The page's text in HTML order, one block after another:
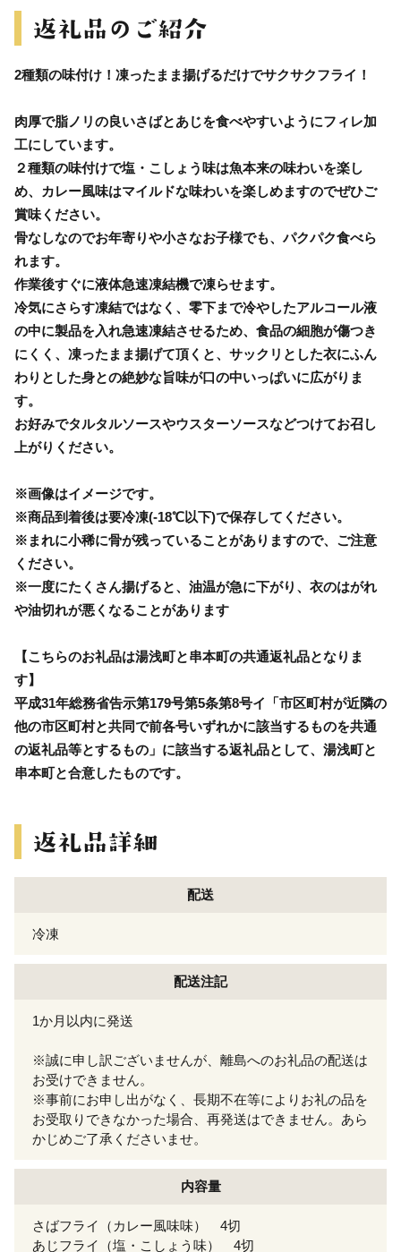
2種類の味付け！凍ったまま揚げるだけでサクサクフライ！
肉厚で脂ノリの良いさばとあじを食べやすいようにフィレ加
工にしています。
２種類の味付けで塩・こしょう味は魚本来の味わいを楽し
め、カレー風味はマイルドな味わいを楽しめますのでぜひご
賞味ください。
骨なしなのでお年寄りや小さなお子様でも、パクパク食べら
れます。
作業後すぐに液体急速凍結機で凍らせます。
冷気にさらす凍結ではなく、零下まで冷やしたアルコール液
の中に製品を入れ急速凍結させるため、食品の細胞が傷つき
にくく、凍ったまま揚げて頂くと、サックリとした衣にふん
わりとした身との絶妙な旨味が口の中いっぱいに広がりま
す。
お好みでタルタルソースやウスターソースなどつけてお召し
上がりください。
※画像はイメージです。
※商品到着後は要冷凍(-18℃以下)で保存してください。
※まれに小稀に骨が残っていることがありますので、ご注意
ください。
※一度にたくさん揚げると、油温が急に下がり、衣のはがれ
や油切れが悪くなることがあります
【こちらのお礼品は湯浅町と串本町の共通返礼品となりま
す】
平成31年総務省告示第179号第5条第8号イ「市区町村が近隣の
他の市区町村と共同で前各号いずれかに該当するものを共通
の返礼品等とするもの」に該当する返礼品として、湯浅町と
串本町と合意したものです。
配送
冷凍
配送注記
1か月以内に発送
※誠に申し訳ございませんが、離島へのお礼品の配送は
お受けできません。
※事前にお申し出がなく、長期不在等によりお礼の品を
お受取りできなかった場合、再発送はできません。あら
かじめご了承くださいませ。
内容量
さばフライ（カレー風味味） 4切
あじフライ（塩・こしょう味） 4切